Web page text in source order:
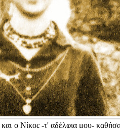
ο Νίκος -τ' αδέλφια μου-